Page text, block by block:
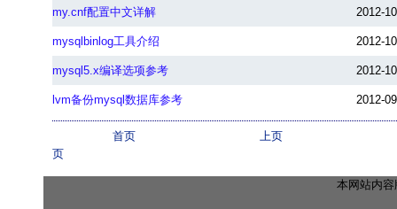
my.cnf配置中文详解 2012-
mysqlbinlog工具介绍 2012-
mysql5.x编译选项参考 2012-
lvm备份mysql数据库参考 2012-
首页
上页
页
本网站内